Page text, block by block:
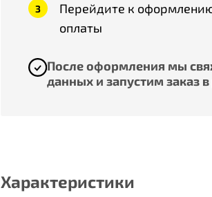
Перейдите к
оплаты
После оформления мы
данных и запустим заказ
Характеристики